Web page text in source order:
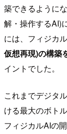
築できるように
解・操作するAI)
には、フィジカ
仮想再現)の構築
イントでした。
これまでデジタ
ける最大のボト
フィジカルAIの